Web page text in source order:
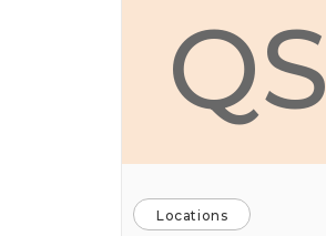
QS
Locations